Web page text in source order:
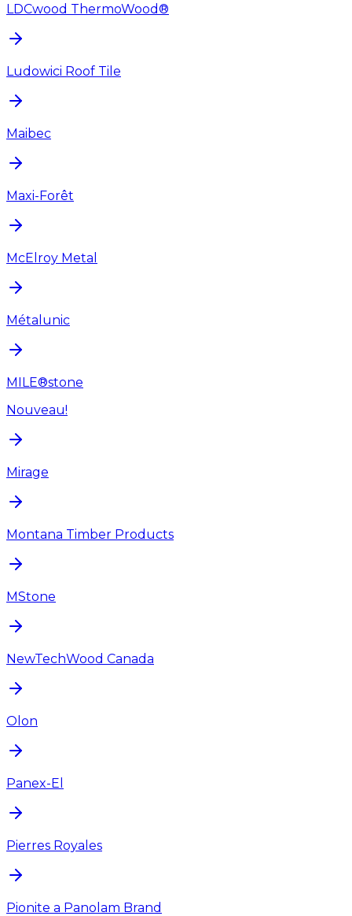
LDCwood ThermoWood®
Ludowici Roof Tile
Maibec
Maxi-Forêt
McElroy Metal
Métalunic
MILE®stone
Nouveau!
Mirage
Montana Timber Products
MStone
NewTechWood Canada
Olon
Panex-El
Pierres Royales
Pionite a Panolam Brand